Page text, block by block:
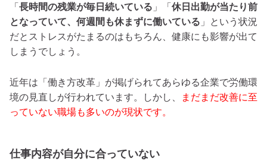
「 長時間の残業が毎日続いている 」「 休日出勤が当たり前
となっていて、何週間も休まずに働いている 」という状況
だとストレスがたまるのはもちろん、健康にも影響が出て
しまうでしょう。
近年は「働き方改革」が掲げられてあらゆる企業で労働環
境の見直しが行われています。しかし、
まだまだ改善に至
っていない職場も多いのが現状です。
仕事内容が自分に合っていない